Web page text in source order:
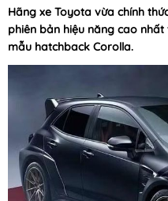
Hãng xe Toyota vừa chính
phiên bản hiệu năng cao
mẫu hatchback Corolla.